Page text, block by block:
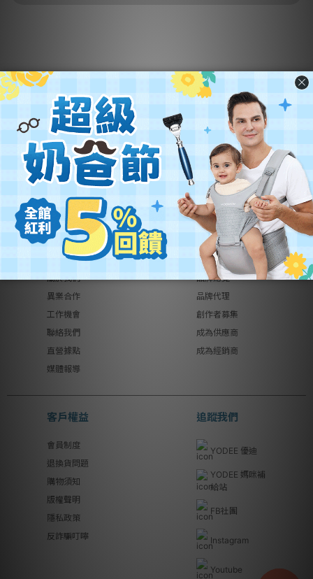
營業名稱：優迪國際股份有限公司
公司統編：54342742
公司地址： 新北市汐止區新台五路一段102號21樓
客服電話：(02) 2696-1681
客服時間：週一至週五 9:00~18:00
關於優迪
關於我們
異業合作
工作機會
聯絡我們
直營據點
媒體報導
銷售合作
品牌總覽
品牌代理
創作者募集
成為供應商
成為經銷商
客戶權益
會員制度
退換貨問題
購物須知
版權聲明
隱私政策
反詐騙叮嚀
追蹤我們
YODEE 優迪
YODEE 媽咪補
給站
FB社團
Instagram
Youtube